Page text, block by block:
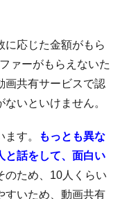
に応じた金額がもら
ァーがもらえないた
画共有サービスで認
いといけません。
す。
もっとも異な
と話をして、面白い
のため、10人くらい
すいため、動画共有